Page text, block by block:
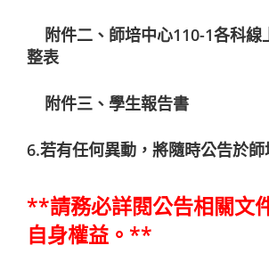
附件二、師培中心110-1各科線
整表
附件三、學生報告書
6.若有任何異動，將隨時公告於
**請務必詳閱公告相關文
自身權益。**